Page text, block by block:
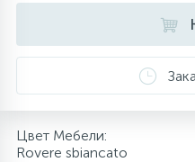
Напольные
Душевые системы
Цвет Мебели:
Rovere sbiancato